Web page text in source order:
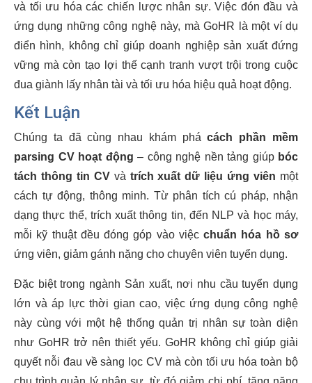
và tối ưu hóa các chiến lược nhân sự. Việc đón đầu và
ứng dụng những công nghệ này, mà GoHR là một ví dụ
điển hình, không chỉ giúp doanh nghiệp sản xuất đứng
vững mà còn tạo lợi thế cạnh tranh vượt trội trong cuộc
đua giành lấy nhân tài và tối ưu hóa hiệu quả hoạt động.
Kết Luận
Chúng ta đã cùng nhau khám phácách phần mềm
parsing CV hoạt động – công nghệ nền tảng giúp bóc
tách thông tin CVvà trích xuất dữ liệu ứng viên một
cách tự động, thông minh. Từ phân tích cú pháp, nhận
dạng thực thể, trích xuất thông tin, đến NLP và học máy,
mỗi kỹ thuật đều đóng góp vào việcchuẩn hóa hồ sơ
ứng viên, giảm gánh nặng cho chuyên viên tuyển dụng.
Đặc biệt trong ngành Sản xuất, nơi nhu cầu tuyển dụng
lớn và áp lực thời gian cao, việc ứng dụng công nghệ
này cùng với một hệ thống quản trị nhân sự toàn diện
như GoHR trở nên thiết yếu. GoHR không chỉ giúp giải
quyết nỗi đau về sàng lọc CV mà còn tối ưu hóa toàn bộ